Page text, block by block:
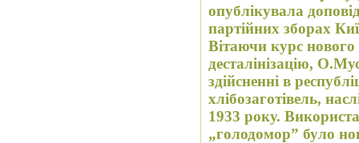
опублікувала
партійних зборах
Вітаючи курс
десталінізацію,
здійсненні в
хлібозаготівель,
1933 року.
„голодомор” було